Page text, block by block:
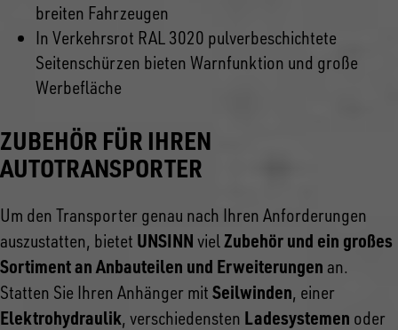
breiten Fahrzeugen
In Verkehrsrot RAL 3020 pulverbeschichtete
Seitenschürzen bieten Warnfunktion und große
Werbefläche
ZUBEHÖR FÜR IHREN
AUTOTRANSPORTER
Um den Transporter genau nach Ihren Anforderungen
auszustatten, bietet UNSINN vielZubehör und ein großes
Sortiment an Anbauteilen und Erweiterungen an.
Statten Sie Ihren Anhänger mit Seilwinden, einer
Elektrohydraulik, verschiedensten Ladesystemen oder